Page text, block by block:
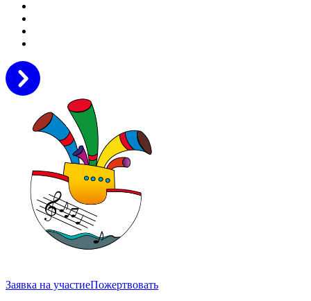
Заявка на участиеПожертвовать